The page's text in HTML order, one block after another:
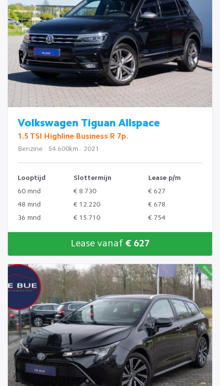
Volkswagen Tiguan Allspace
1.5 TSI Highline Business R 7p.
Benzine · 54.600km · 2021
Looptijd Slottermijn
Lease p/m
60 mnd
€ 8.730
€ 627
48 mnd
€ 12.220
€ 678
36 mnd
€ 15.710 € 754
Lease vanaf € 627